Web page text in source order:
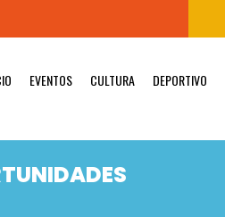
EVENTOS CULTURA DEPORTIVO